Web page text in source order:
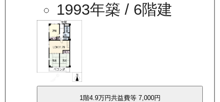
1993年築 / 6階建
1 階4.9万円共益費等 7,000円